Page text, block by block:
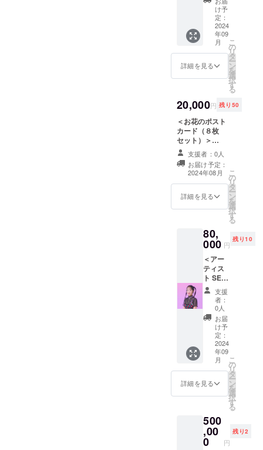
ディアで紹
介され
る。
2022年から
は、寬仁親
王妃信子殿
下を名誉総
裁にお迎え
し、行幸通
り （東
京・丸の
内）でアジ
となる
「TOKYOFL
CARPET」
の開催をプ
ロデュー
ス。また
2023年5月に
SHEERANと
のコラボ
作品を東京
作した。
2025年2月に
はバチカン
100口）
0枚）＞
TOKYO
FLOWE
CARPE
T 2024
で使用
した
カー
ション
の再生
紙で
作った
オリジ
刺をお
届けし
ます。
基本デ
ザイン
タ作成
しま
す。
（限定
50口）※
名刺
データ
至急可
け予
定：
2024
年09
月
詳細を見る
こ
の
リ
タ
ー
ン
を
選
択
す
る
20,000円 残り50
＜お花のポスト
カード（８枚
セット）＞
TOKYO
FLOWER
CARPET 2024
に参加した7名の
アーティストが
描いた花のデザ
CARPET 2024
で使用したカー
の再生紙で作っ
たオリジナルポ
ストカードにプ
リントした、ク
ラウドファン
ディングだけの
特別仕様を８枚
セットでお届け
します。（限定
50口）
支援者：0人
お届け予定：
2024年08月
詳細を見る
こ
の
リ
タ
ー
ン
を
選
択
す
る
80,
000 円
残り10
＜アー
ティス
ト SEO
MIJI描
きおろ
し「お
花のス
ケッチ
ブッ
ク」＞
TOKYO
FLOWE
R
CARPE
T 2024
の原画
描く、
韓国出
身女性
アー
支援
者：
0人
お届
け予
定：
2024
年09
月
詳細を見る
こ
の
リ
タ
ー
ン
を
選
択
す
る
500
,00
0 円
残り2